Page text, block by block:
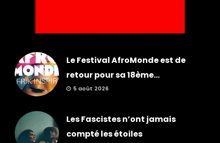
Le Festival AfroMonde est de
retour pour sa 18ème...
5 août 2026
Les Fascistes n’ont jamais
compté les étoiles